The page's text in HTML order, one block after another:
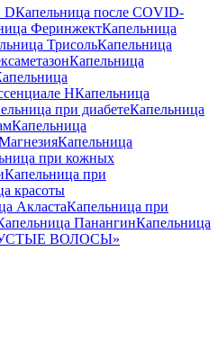
DКапельница после COVID-
ФеринжектКапельница
ТрисольКапельница
Капельница
НКапельница
при диабетеКапельница
Капельница
Капельница
при кожных
Капельница при
красоты
АкластаКапельница при
ПанангинКапельница
ВОЛОСЫ»